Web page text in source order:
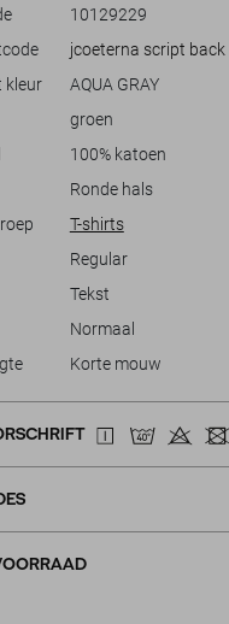
tint Aqua Gray is veelzijdig
kleuren en stijlen, of je nu
Jones T-shirt is niet alleen
lengte maakt het eenvoudig
voor een speelse en
10129229
jcoeterna script
kleur
AQUA GRAY
groen
100% katoen
Ronde hals
T-shirts
Regular
Tekst
Normaal
Korte mouw